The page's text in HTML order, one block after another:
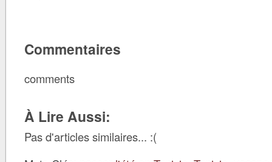
Commentaires
comments
À Lire Aussi:
Pas d'articles similaires... :(